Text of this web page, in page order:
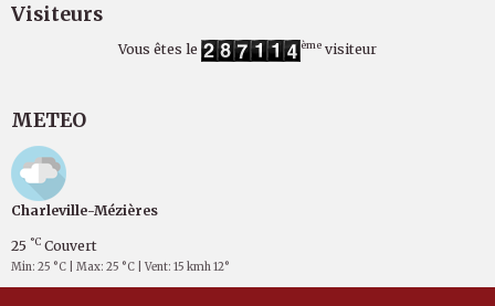
Visiteurs
Vous êtes le ème visiteur
METEO
Charleville-Mézières
25 °C Couvert
Min: 25 °C | Max: 25 °C | Vent: 15 kmh 12°